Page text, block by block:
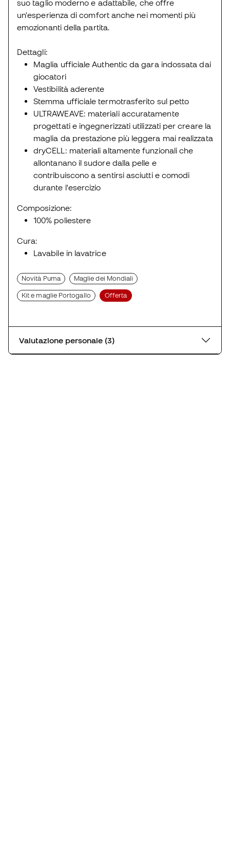
suo taglio moderno e adattabile, che offre
un'esperienza di comfort anche nei momenti più
emozionanti della partita.
Dettagli:
Maglia ufficiale Authentic da gara indossata dai
giocatori
Vestibilità aderente
Stemma ufficiale termotrasferito sul petto
ULTRAWEAVE: materiali accuratamente
progettati e ingegnerizzati utilizzati per creare la
maglia da prestazione più leggera mai realizzata
dryCELL: materiali altamente funzionali che
allontanano il sudore dalla pelle e
contribuiscono a sentirsi asciutti e comodi
durante l'esercizio
Composizione:
100% poliestere
Cura:
Lavabile in lavatrice
Novità Puma Maglie dei Mondiali
Kit e maglie Portogallo Offerta
Valutazione personale (3)